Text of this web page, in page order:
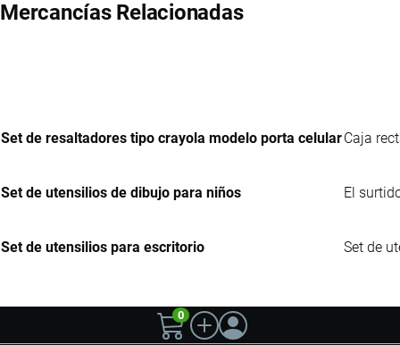
Mercancías Relacionadas
Set de resaltadores tipo crayola modelo porta celularCaja
Set de utensilios de dibujo para niños El
Set de utensilios para escritorio Set de
0